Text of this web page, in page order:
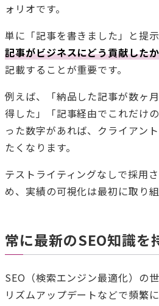
ォリオです。
単に「記事を書きました」と提
記事がビジネスにどう貢献したか
記載することが重要です。
例えば、「納品した記事が数ヶ
得した」「記事経由でこれだけ
った数字があれば、クライアン
たくなります。
テストライティングなしで採用
め、実績の可視化は最初に取り
常に最新のSEO知識を
SEO（検索エンジン最適化）の
リズムアップデートなどで頻繁